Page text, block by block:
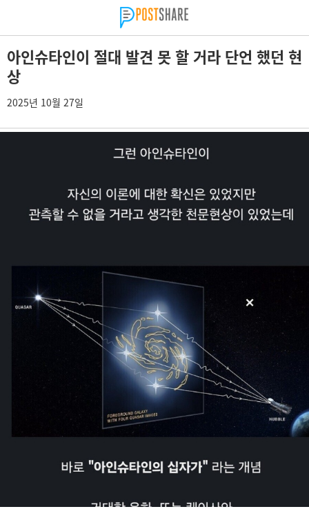
아인슈타인이 절대 발견 못 할 거라 단언 했던 현
상
2025년 10월 27일